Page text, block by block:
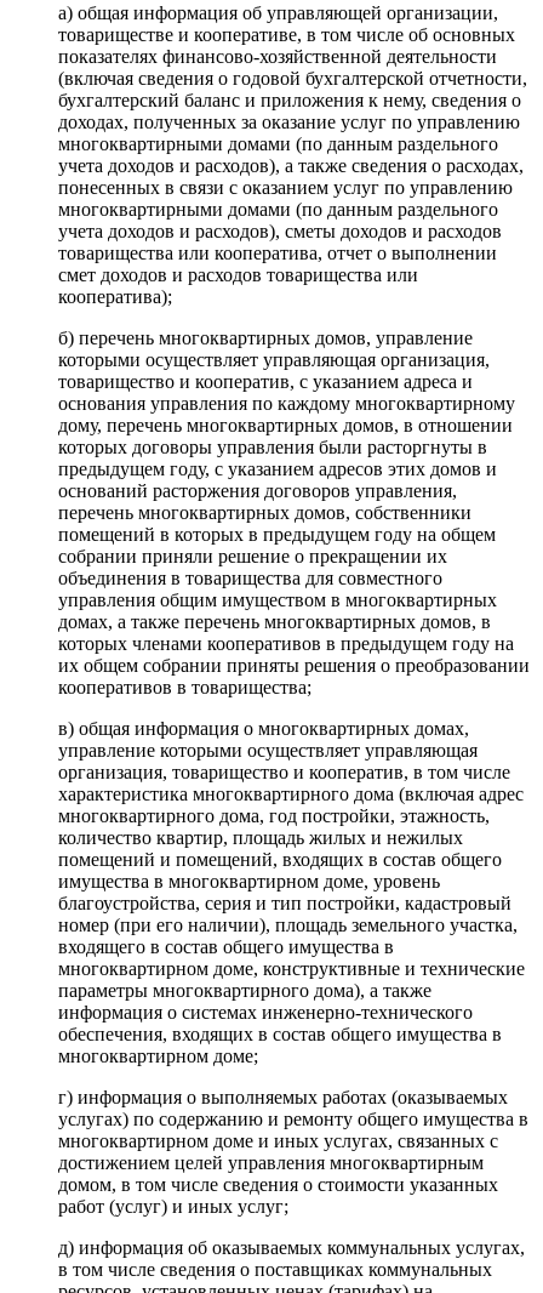
а) общая информация об управляющей организации,
товариществе и кооперативе, в том числе об основных
показателях финансово-хозяйственной деятельности
(включая сведения о годовой бухгалтерской отчетности,
бухгалтерский баланс и приложения к нему, сведения о
доходах, полученных за оказание услуг по управлению
многоквартирными домами (по данным раздельного
учета доходов и расходов), а также сведения о расходах,
понесенных в связи с оказанием услуг по управлению
многоквартирными домами (по данным раздельного
учета доходов и расходов), сметы доходов и расходов
товарищества или кооператива, отчет о выполнении
смет доходов и расходов товарищества или
кооператива);
б) перечень многоквартирных домов, управление
которыми осуществляет управляющая организация,
товарищество и кооператив, с указанием адреса и
основания управления по каждому многоквартирному
дому, перечень многоквартирных домов, в отношении
которых договоры управления были расторгнуты в
предыдущем году, с указанием адресов этих домов и
оснований расторжения договоров управления,
перечень многоквартирных домов, собственники
помещений в которых в предыдущем году на общем
собрании приняли решение о прекращении их
объединения в товарищества для совместного
управления общим имуществом в многоквартирных
домах, а также перечень многоквартирных домов, в
которых членами кооперативов в предыдущем году на
их общем собрании приняты решения о преобразовании
кооперативов в товарищества;
в) общая информация о многоквартирных домах,
управление которыми осуществляет управляющая
организация, товарищество и кооператив, в том числе
характеристика многоквартирного дома (включая адрес
многоквартирного дома, год постройки, этажность,
количество квартир, площадь жилых и нежилых
помещений и помещений, входящих в состав общего
имущества в многоквартирном доме, уровень
благоустройства, серия и тип постройки, кадастровый
номер (при его наличии), площадь земельного участка,
входящего в состав общего имущества в
многоквартирном доме, конструктивные и технические
параметры многоквартирного дома), а также
информация о системах инженерно-технического
обеспечения, входящих в состав общего имущества в
многоквартирном доме;
г) информация о выполняемых работах (оказываемых
услугах) по содержанию и ремонту общего имущества в
многоквартирном доме и иных услугах, связанных с
достижением целей управления многоквартирным
домом, в том числе сведения о стоимости указанных
работ (услуг) и иных услуг;
д) информация об оказываемых коммунальных услугах,
в том числе сведения о поставщиках коммунальных